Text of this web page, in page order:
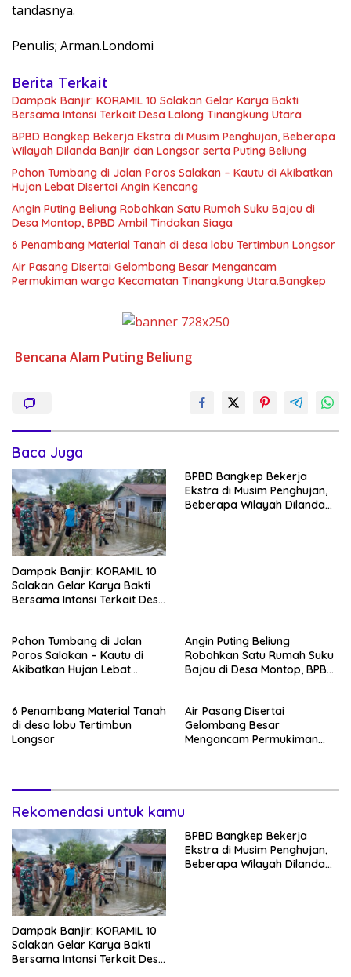
tandasnya.
Penulis; Arman.Londomi
Berita Terkait
Dampak Banjir: KORAMIL 10 Salakan Gelar Karya Bakti
Bersama Intansi Terkait Desa Lalong Tinangkung Utara
BPBD Bangkep Bekerja Ekstra di Musim Penghujan, Beberapa
Wilayah Dilanda Banjir dan Longsor serta Puting Beliung
Pohon Tumbang di Jalan Poros Salakan – Kautu di Akibatkan
Hujan Lebat Disertai Angin Kencang
Angin Puting Beliung Robohkan Satu Rumah Suku Bajau di
Desa Montop, BPBD Ambil Tindakan Siaga
6 Penambang Material Tanah di desa lobu Tertimbun Longsor
Air Pasang Disertai Gelombang Besar Mengancam
Permukiman warga Kecamatan Tinangkung Utara.Bangkep
Bencana Alam Puting Beliung
Baca Juga
Dampak Banjir: KORAMIL 10
Salakan Gelar Karya Bakti
Bersama Intansi Terkait Desa
BPBD Bangkep Bekerja
Ekstra di Musim Penghujan,
Beberapa Wilayah Dilanda
Pohon Tumbang di Jalan
Poros Salakan – Kautu di
Akibatkan Hujan Lebat
Angin Puting Beliung
Robohkan Satu Rumah Suku
Bajau di Desa Montop, BPBD
6 Penambang Material Tanah
di desa lobu Tertimbun
Longsor
Air Pasang Disertai
Gelombang Besar
Mengancam Permukiman
Rekomendasi untuk kamu
Dampak Banjir: KORAMIL 10
Salakan Gelar Karya Bakti
Bersama Intansi Terkait Desa
BPBD Bangkep Bekerja
Ekstra di Musim Penghujan,
Beberapa Wilayah Dilanda